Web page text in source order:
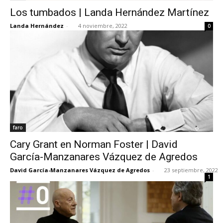
Los tumbados | Landa Hernández Martínez
Landa Hernández - 4 noviembre, 2022 0
faro
Cary Grant en Norman Foster | David
García-Manzanares Vázquez de Agredos
David García-Manzanares Vázquez de Agredos - 23 septiembre, 2022
1